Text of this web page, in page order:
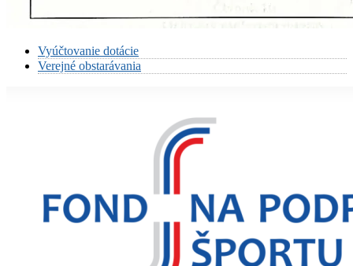
Vyúčtovanie dotácie
Verejné obstarávania